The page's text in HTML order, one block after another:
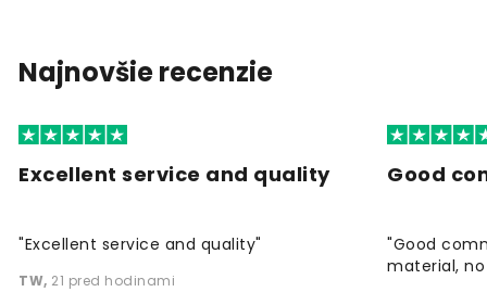
Najnovšie recenzie
Excellent service and quality
"Excellent service and quality"
TW, 21 pred hodinami
Good
"Good
material,